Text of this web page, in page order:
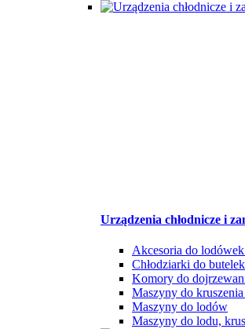
Urządzenia chłodnicze i
Akcesoria do
Chłodziarki do butelek
Komory do
Maszyny do
Maszyny do lodów
Maszyny do lodu,